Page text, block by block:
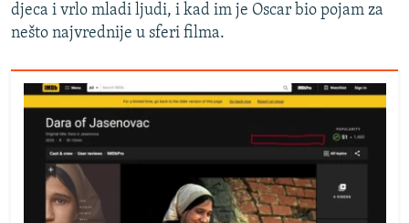
djeca i vrlo mladi ljudi, i kad im je Oscar bio pojam za
nešto najvrednije u sferi filma.